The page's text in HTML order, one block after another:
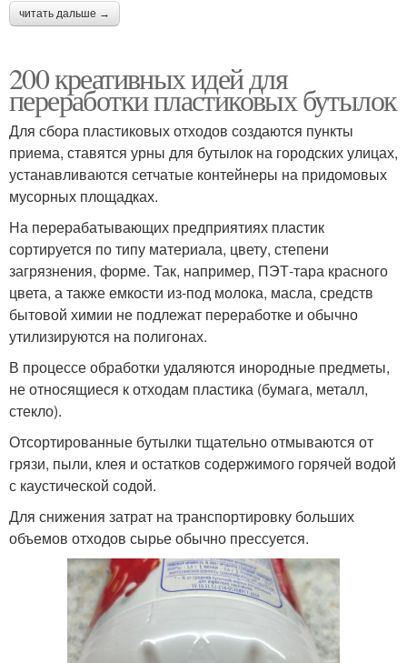
читать дальше →
200 креативных идей для
переработки пластиковых бутылок
Для сбора пластиковых отходов создаются пункты
приема, ставятся урны для бутылок на городских улицах,
устанавливаются сетчатые контейнеры на придомовых
мусорных площадках.
На перерабатывающих предприятиях пластик
сортируется по типу материала, цвету, степени
загрязнения, форме. Так, например, ПЭТ-тара красного
цвета, а также емкости из-под молока, масла, средств
бытовой химии не подлежат переработке и обычно
утилизируются на полигонах.
В процессе обработки удаляются инородные предметы,
не относящиеся к отходам пластика (бумага, металл,
стекло).
Отсортированные бутылки тщательно отмываются от
грязи, пыли, клея и остатков содержимого горячей водой
с каустической содой.
Для снижения затрат на транспортировку больших
объемов отходов сырье обычно прессуется.